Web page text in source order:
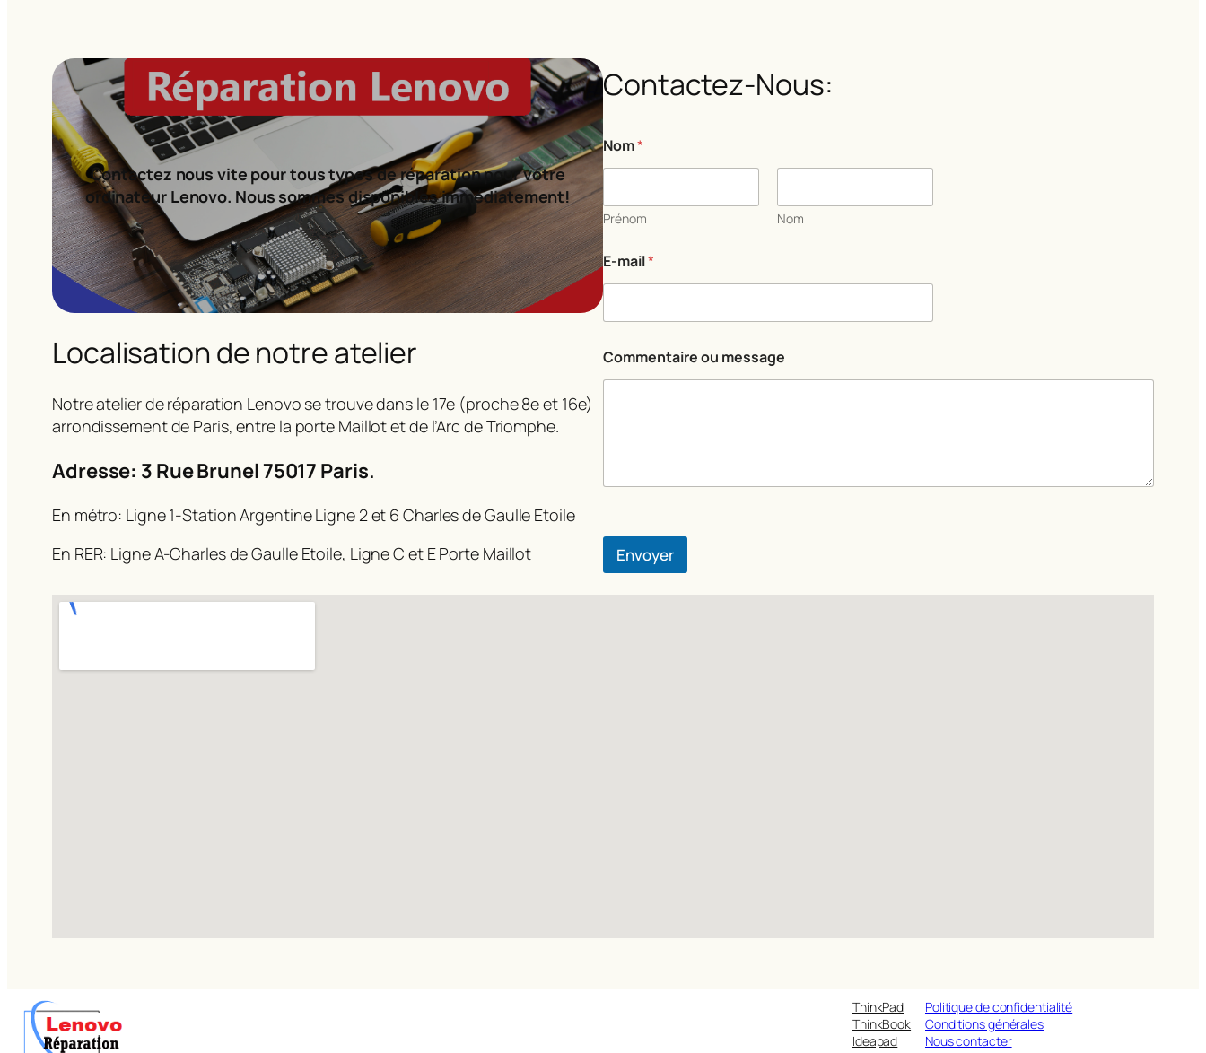
Contactez nous vite pour tous types de réparation pour votre
ordinateur Lenovo. Nous sommes disponibles immédiatement!
Localisation de notre atelier
Notre atelier de réparation Lenovo se trouve dans le 17e (proche 8e et 16e)
arrondissement de Paris, entre la porte Maillot et de l’Arc de Triomphe.
Adresse: 3 Rue Brunel 75017 Paris.
En métro: Ligne 1-Station Argentine Ligne 2 et 6 Charles de Gaulle Etoile
En RER: Ligne A-Charles de Gaulle Etoile, Ligne C et E Porte Maillot
Contactez-Nous:
Nom*
Prénom Nom
E-mail*
E
-
Commentaire ou message
Envoyer
ThinkPad
ThinkBook
Ideapad
Politique de confidentialité
Conditions générales
Nous contacter